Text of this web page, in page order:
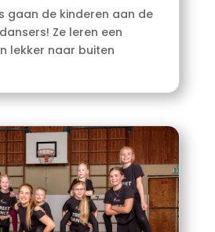
gaan de kinderen aan de
Ze leren een
lekker naar buiten